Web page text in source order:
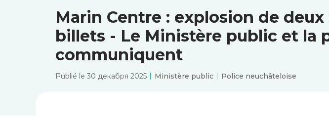
Marin Centre : explosion de
billets - Le Ministère public et la
communiquent
Publié le 30 декабря 2025 Ministère public Police neuchâteloise